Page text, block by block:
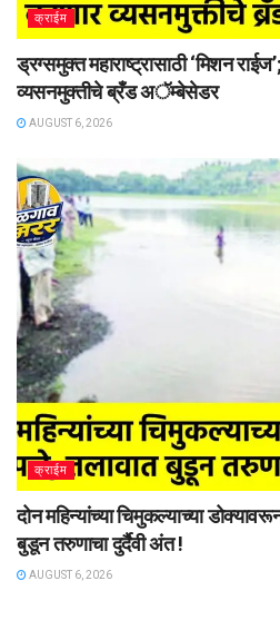
क्राईम
ड्रग्समुक्त महाराष्ट्रासाठी ‘मिशन
व्यसनमुक्तीचे ब्रँड अॅम्बेसेडर
AUGUST 6, 2026
क्राईम
दोन महिन्यांच्या चिमुकल्याच्या
बुडून तरुणाचा दुर्दैवी अंत !
AUGUST 6, 2026